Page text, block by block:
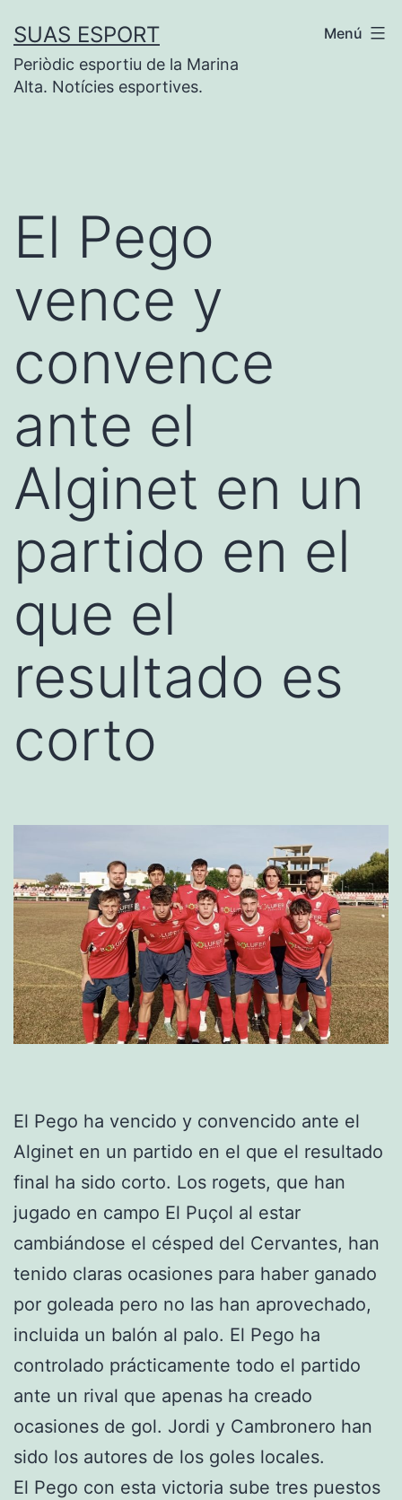
contenido
SUAS ESPORT
Periòdic esportiu de la Marina
Alta. Notícies esportives.
Menú
El Pego
vence y
convence
ante el
Alginet en un
partido en el
que el
resultado es
corto
El Pego ha vencido y convencido ante el
Alginet en un partido en el que el resultado
final ha sido corto. Los rogets, que han
jugado en campo El Puçol al estar
cambiándose el césped del Cervantes, han
tenido claras ocasiones para haber ganado
por goleada pero no las han aprovechado,
incluida un balón al palo. El Pego ha
controlado prácticamente todo el partido
ante un rival que apenas ha creado
ocasiones de gol. Jordi y Cambronero han
sido los autores de los goles locales.
El Pego con esta victoria sube tres puestos